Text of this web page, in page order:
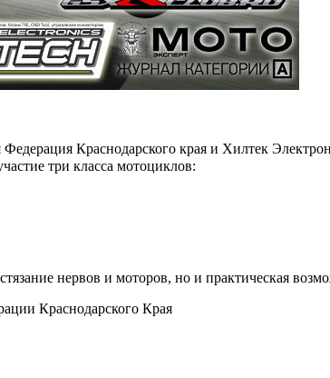
Краснодарского края и Хилтек
три класса мотоциклов:
нервов и моторов, но и практическая
Краснодарского Края